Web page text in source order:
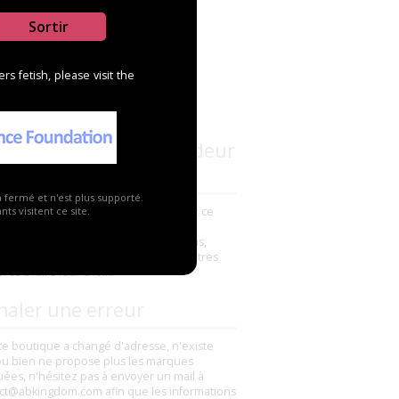
Sortir
fetish, please visit the
fermé et n'est plus supporté.
visitent ce site.
connaissez ce revendeur
déjà commandé un produit chez ce
pour partager vos impressions,
ou mauvaises, elles aideront les autres
à faire leur choix.
boutique a changé d'adresse, n'existe
bien ne propose plus les marques
n'hésitez pas à envoyer un mail à
afin que les informations